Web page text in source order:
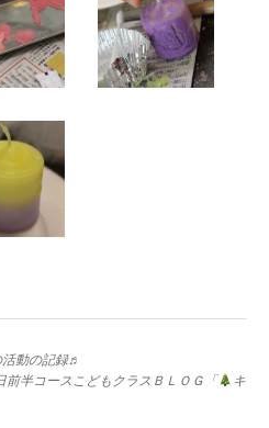
活動の記録♬
前半コースこどもクラスＢＬＯＧ「
キ